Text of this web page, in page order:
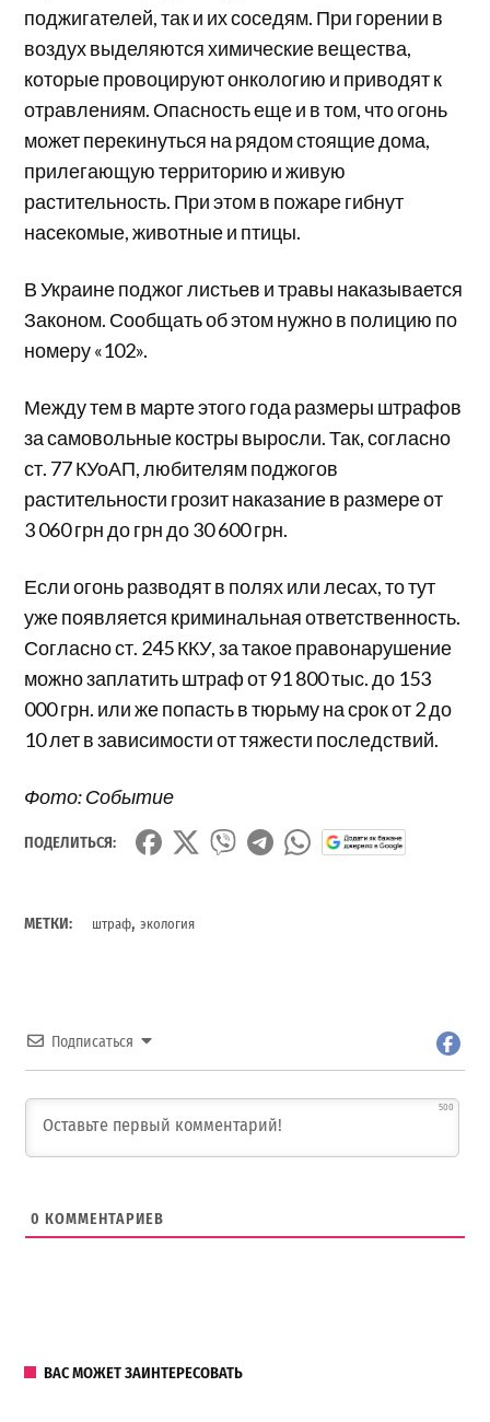
поджигателей, так и их соседям. При горении в
воздух выделяются химические вещества,
которые провоцируют онкологию и приводят к
отравлениям. Опасность еще и в том, что огонь
может перекинуться на рядом стоящие дома,
прилегающую территорию и живую
растительность. При этом в пожаре гибнут
насекомые, животные и птицы.
В Украине поджог листьев и травы наказывается
Законом. Сообщать об этом нужно в полицию по
номеру «102».
Между тем в марте этого года размеры штрафов
за самовольные костры выросли. Так, согласно
ст. 77 КУоАП, любителям поджогов
растительности грозит наказание в размере от
3 060 грн до грн до 30 600 грн.
Если огонь разводят в полях или лесах, то тут
уже появляется криминальная ответственность.
Согласно ст. 245 ККУ, за такое правонарушение
можно заплатить штраф от 91 800 тыс. до 153
000 грн. или же попасть в тюрьму на срок от 2 до
10 лет в зависимости от тяжести последствий.
Фото: Событие
ПОДЕЛИТЬСЯ:
МЕТКИ: штраф,экология
Подписаться
500
0 КОММЕНТАРИЕВ
ВАС МОЖЕТ ЗАИНТЕРЕСОВАТЬ